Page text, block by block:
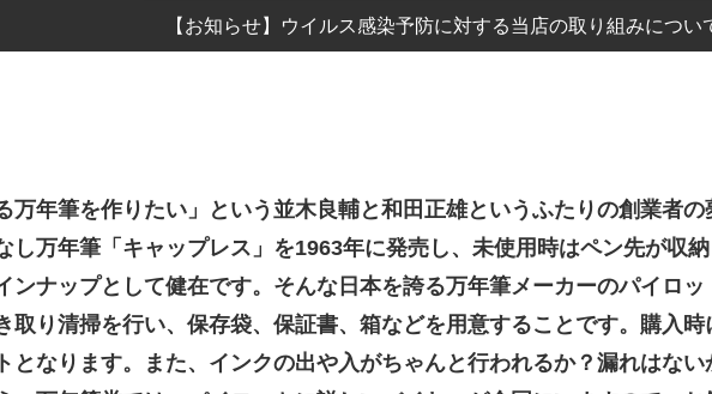
【お知らせ】ウイルス感染予防に対する当店の取り組みについ
万年筆を作りたい」という並木良輔と和田正雄というふたりの創業者
し万年筆「キャップレス」を1963年に発売し、未使用時はペン先が収
ンナップとして健在です。そんな日本を誇る万年筆メーカーのパイロ
取り清掃を行い、保存袋、保証書、箱などを用意することです。購入
となります。また、インクの出や入がちゃんと行われるか？漏れはな